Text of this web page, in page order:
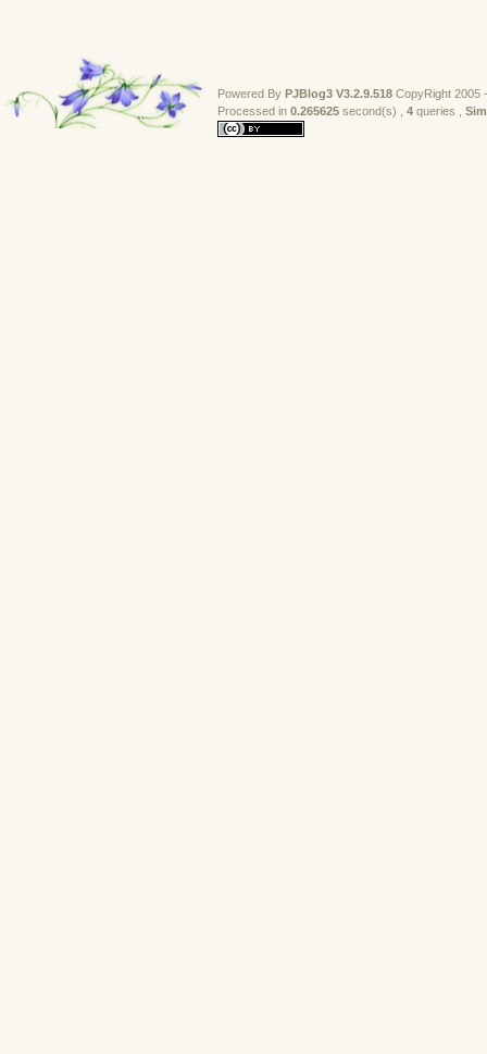
Powered By PJBlog3 V3.2.9.518 CopyRight 2005
Processed in 0.265625 second(s) , 4 queries ,